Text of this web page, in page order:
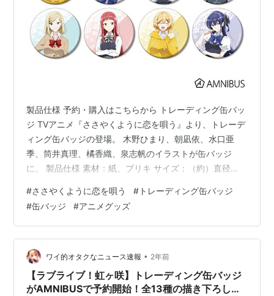
製品仕様 予約・購入はこちらから トレーディング缶バッ
ジ TVアニメ『ささやくように恋を唄う』より、トレーデ
ィング缶バッジの登場。 木野ひまり、朝凪依、水口亜
季、筒井真理、橘香織、泉志帆のイラストが缶バッジ
に。 製品仕様 素材：紙、ブリキ サイズ：（約）直径
間： 2025年07月23日まで受付 【金額】 単品： ¥
400（税抜） ¥ 440（税込） BOX： ¥ 4,800（税抜） ¥
5,280（税込） 予約・購入はこちらから トレーディング
缶バッジ お買い得アイテムが大集合！買うならやっぱり
楽天市場 こちらの記事が気に入ったら…
#ささやくように恋を唄う # トレーディング缶バッジ
#缶バッジ #アニメグッズ
ワイ的オタクなニュース速報 • 2年前
【ラブライブ！虹ヶ咲】トレーディング缶バッジ
がAMNIBUSで予約開始！全13種の描き下ろしイ